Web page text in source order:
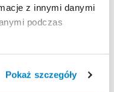
z innymi danymi
podczas
Pokaż szczegóły